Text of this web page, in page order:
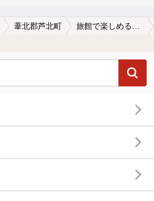
葦北郡芦北町 旅館で楽しめる葦北郡芦北町の温泉、日帰り温泉、スーパー銭湯おすすめ